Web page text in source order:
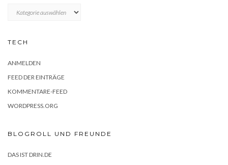
TECH
ANMELDEN
FEED DER EINTRÄGE
KOMMENTARE-FEED
WORDPRESS.ORG
BLOGROLL UND FREUNDE
DAS IST DRIN.DE